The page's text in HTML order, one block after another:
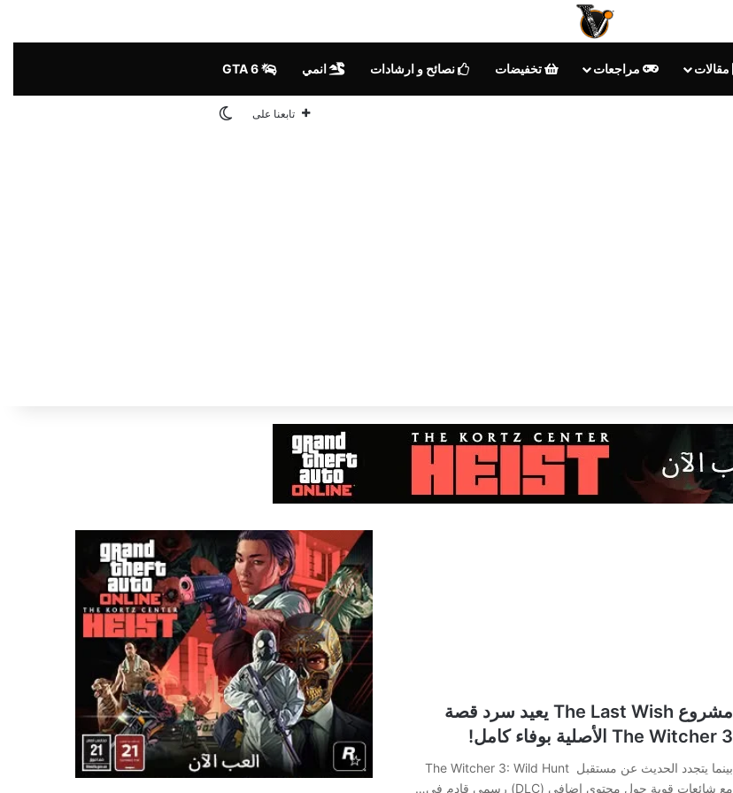
مقالات مراجعات تخفيضات نصائح و ارشادات انمي
تابعنا على الوضع المظلم
مشروع The Last Wish يعيد سرد قصة
The Witcher 3 الأصلية بوفاء كامل!
بينما يتجدد الحديث عن مستقبل The Witcher 3: Wild Hunt
مع شائعات قوية حول محتوى إضافي (DLC) رسمي قادم في…